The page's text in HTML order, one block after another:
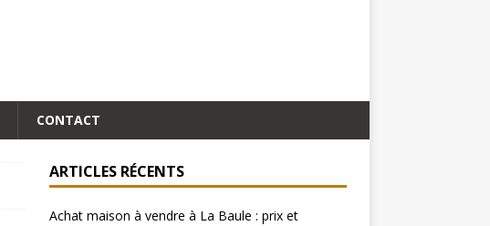
CONTACT
ARTICLES RÉCENTS
Achat maison à vendre à La Baule : prix et